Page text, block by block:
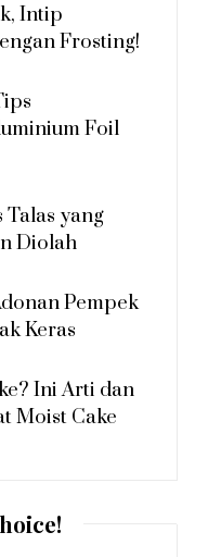
Intip
Frosting!
Foil
Talas yang
Diolah
Pempek
Keras
Ini Arti dan
Moist Cake